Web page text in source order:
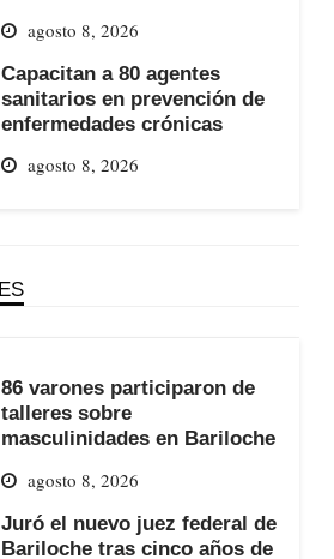
agosto 8, 2026
Capacitan a 80 agentes
sanitarios en prevención de
enfermedades crónicas
agosto 8, 2026
86 varones participaron de
talleres sobre
masculinidades en Bariloche
agosto 8, 2026
Juró el nuevo juez federal de
Bariloche tras cinco años de